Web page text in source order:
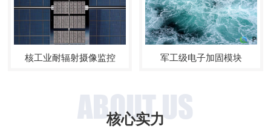
核工业耐辐射摄像监控 军工级电子加固模块
ABOUT US
核心实力